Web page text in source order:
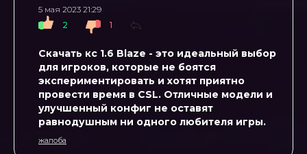
5 мая 2023 21:29
2
1
Скачать кс 1.6 Blaze - это идеальный выбор
для игроков, которые не боятся
экспериментировать и хотят приятно
провести время в CSL. Отличные модели и
улучшенный конфиг не оставят
равнодушным ни одного любителя игры.
жалоба